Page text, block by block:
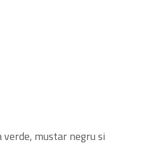
verde, mustar negru si